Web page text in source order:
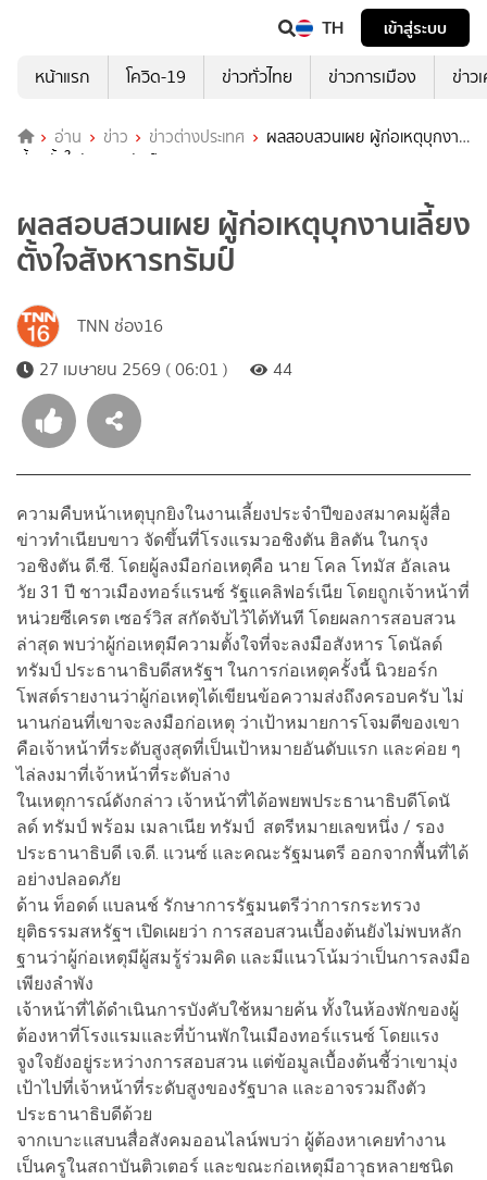
TH
เข้าสู่ระบบ
หน้าแรก
โควิด-19 ข่าวทั่วไทย ข่าวการเมือง ข่าว
อ่าน ข่าว ข่าวต่างประเทศ
ผลสอบสวนเผย ผู้ก่อเหตุบุกงาน
เลี้ยงตั้งใจสังหารทรัมป์
ผลสอบสวนเผย ผู้ก่อเหตุบุกงานเลี้ยง
ตั้งใจสังหารทรัมป์
TNN ช่อง16
27 เมษายน 2569 ( 06:01 )
44
ความคืบหน้าเหตุบุกยิงในงานเลี้ยงประจำปีของสมาคมผู้สื่อ
ข่าวทำเนียบขาว จัดขึ้นที่โรงแรมวอชิงตัน ฮิลตัน ในกรุง
วอชิงตัน ดี.ซี. โดยผู้ลงมือก่อเหตุคือ นาย โคล โทมัส อัลเลน
วัย 31 ปี ชาวเมืองทอร์แรนซ์ รัฐแคลิฟอร์เนีย โดยถูกเจ้าหน้าที่
หน่วยซีเครต เซอร์วิส สกัดจับไว้ได้ทันที โดยผลการสอบสวน
ล่าสุด พบว่าผู้ก่อเหตุมีความตั้งใจที่จะลงมือสังหาร โดนัลด์
ทรัมป์ ประธานาธิบดีสหรัฐฯ ในการก่อเหตุครั้งนี้ นิวยอร์ก
โพสต์รายงานว่าผู้ก่อเหตุได้เขียนข้อความส่งถึงครอบครับ ไม่
นานก่อนที่เขาจะลงมือก่อเหตุ ว่าเป้าหมายการโจมตีของเขา
คือเจ้าหน้าที่ระดับสูงสุดที่เป็นเป้าหมายอันดับแรก และค่อย ๆ
ไล่ลงมาที่เจ้าหน้าที่ระดับล่าง
ในเหตุการณ์ดังกล่าว เจ้าหน้าที่ได้อพยพประธานาธิบดีโดนั
ลด์ ทรัมป์ พร้อม เมลาเนีย ทรัมป์ สตรีหมายเลขหนึ่ง / รอง
ประธานาธิบดี เจ.ดี. แวนซ์ และคณะรัฐมนตรี ออกจากพื้นที่ได้
อย่างปลอดภัย
ด้าน ท็อดด์ แบลนช์ รักษาการรัฐมนตรีว่าการกระทรวง
ยุติธรรมสหรัฐฯ เปิดเผยว่า การสอบสวนเบื้องต้นยังไม่พบหลัก
ฐานว่าผู้ก่อเหตุมีผู้สมรู้ร่วมคิด และมีแนวโน้มว่าเป็นการลงมือ
เพียงลำพัง
เจ้าหน้าที่ได้ดำเนินการบังคับใช้หมายค้น ทั้งในห้องพักของผู้
ต้องหาที่โรงแรมและที่บ้านพักในเมืองทอร์แรนซ์ โดยแรง
จูงใจยังอยู่ระหว่างการสอบสวน แต่ข้อมูลเบื้องต้นชี้ว่าเขามุ่ง
เป้าไปที่เจ้าหน้าที่ระดับสูงของรัฐบาล และอาจรวมถึงตัว
ประธานาธิบดีด้วย
จากเบาะแสบนสื่อสังคมออนไลน์พบว่า ผู้ต้องหาเคยทำงาน
เป็นครูในสถาบันติวเตอร์ และขณะก่อเหตุมีอาวุธหลายชนิด